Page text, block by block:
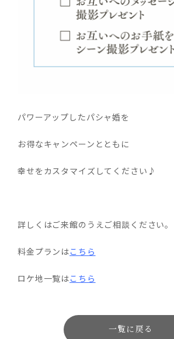
パワーアップしたパシャ婚を
お得なキャンペーンとともに
幸せをカスタマイズしてください♪
詳しくはご来館のうえご相談ください。
料金プランはこちら
ロケ地一覧はこちら
一覧に戻る